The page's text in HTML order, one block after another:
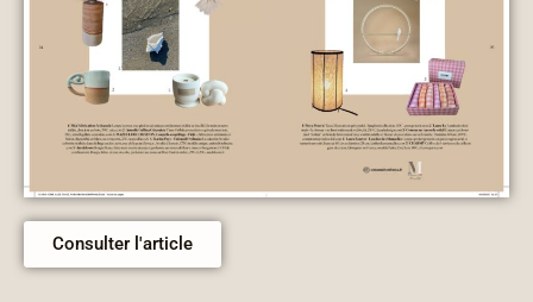
Consulter l'article